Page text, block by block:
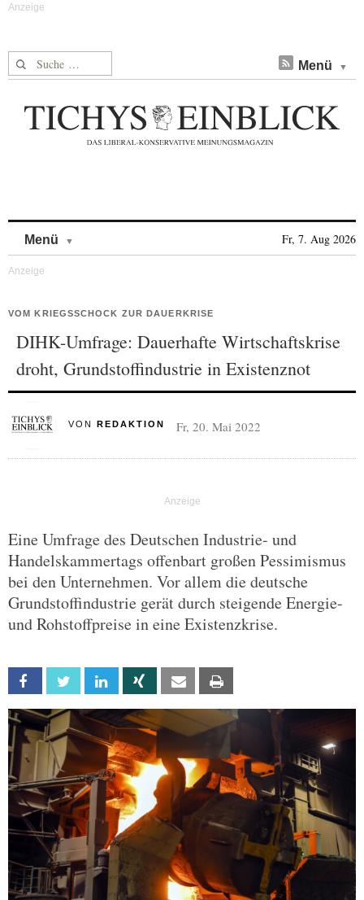
Suche nach: Menü
Menü Fr, 7. Aug 2026
VOM KRIEGSSCHOCK ZUR DAUERKRISE
DIHK-Umfrage: Dauerhafte Wirtschaftskrise
droht, Grundstoffindustrie in Existenznot
VON REDAKTION Fr, 20. Mai 2022
Eine Umfrage des Deutschen Industrie- und
Handelskammertags offenbart großen Pessimismus
bei den Unternehmen. Vor allem die deutsche
Grundstoffindustrie gerät durch steigende Energie-
und Rohstoffpreise in eine Existenzkrise.
Facebook Twitter Linkedin Xing Email